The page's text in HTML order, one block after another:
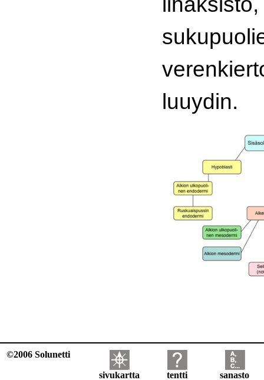
luuydin.
©2006 Solunetti
sivukartta tentti sanasto